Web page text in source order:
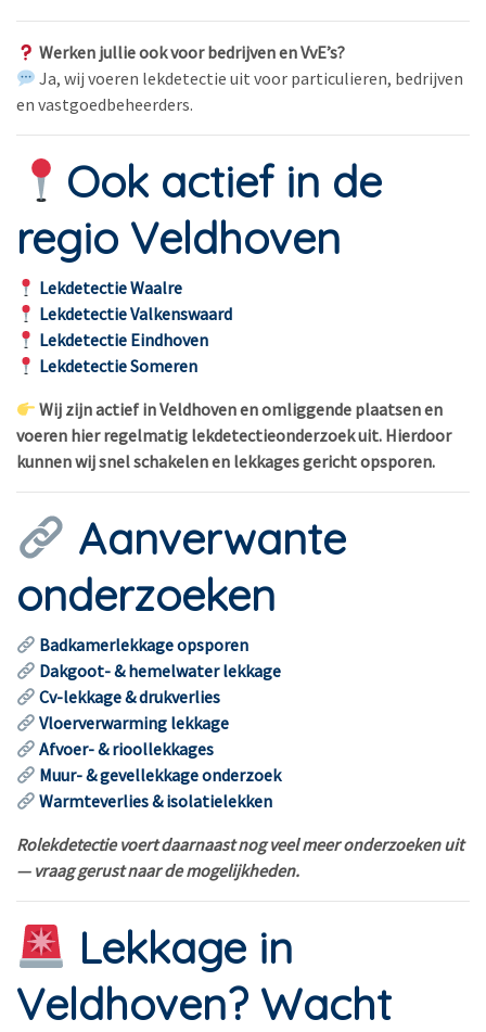
Werken jullie ook voor bedrijven en VvE’s?
Ja, wij voeren lekdetectie uit voor particulieren, bedrijven
en vastgoedbeheerders.
Ook actief in de
regio Veldhoven
Lekdetectie Waalre
Lekdetectie Valkenswaard
Lekdetectie Eindhoven
Lekdetectie Someren
Wij zijn actief in Veldhoven en omliggende plaatsen en
voeren hier regelmatig lekdetectieonderzoek uit. Hierdoor
kunnen wij snel schakelen en lekkages gericht opsporen.
Aanverwante
onderzoeken
Badkamerlekkage opsporen
Dakgoot- & hemelwater lekkage
Cv-lekkage & drukverlies
Vloerverwarming lekkage
Afvoer- & rioollekkages
Muur- & gevellekkage onderzoek
Warmteverlies & isolatielekken
Rolekdetectie voert daarnaast nog veel meer onderzoeken uit
— vraag gerust naar de mogelijkheden.
Lekkage in
Veldhoven? Wacht